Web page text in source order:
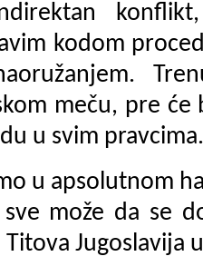
kodom
meču, pre
u svim
u apsolutnom
može da se
Jugoslavija